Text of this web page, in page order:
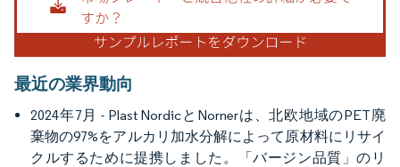
最近の業界動向
2024年7月 - Plast NordicとNornerは、北欧地域のPET廃
棄物の97%をアルカリ加水分解によって原材料にリサイ
クルするために提携しました。「バージン品質」のリ